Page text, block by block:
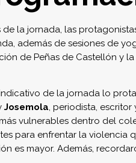
de la jornada, las
además de sesiones de
de Peñas de Castellón y
de la jornada lo
Josemola, periodista, escritor
vulnerables dentro del
para enfrentar la violencia
es mayor. Además,